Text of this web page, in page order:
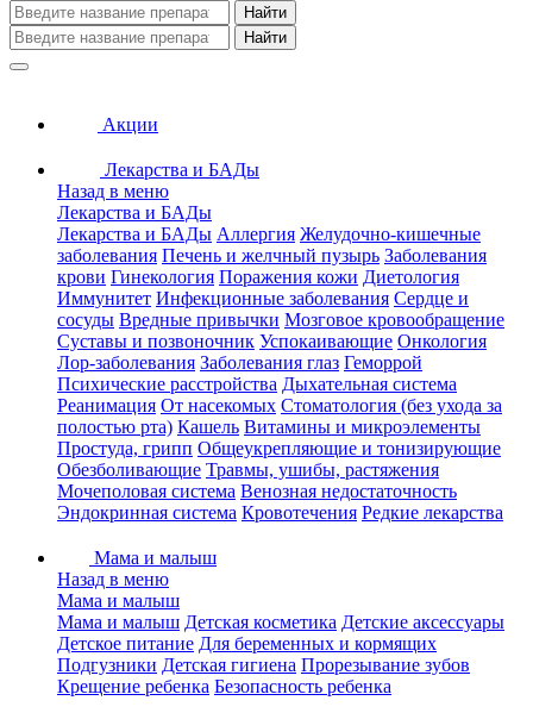
Найти
Найти
Акции
Лекарства и БАДы
Назад в меню
Лекарства и БАДы
Лекарства и БАДы Аллергия Желудочно-кишечные
заболевания Печень и желчный пузырь Заболевания
крови Гинекология Поражения кожи Диетология
Иммунитет Инфекционные заболевания Сердце и
сосуды Вредные привычки Мозговое кровообращение
Суставы и позвоночник Успокаивающие Онкология
Лор-заболевания Заболевания глаз Геморрой
Психические расстройства Дыхательная система
Реанимация От насекомых Стоматология (без ухода за
полостью рта) Кашель Витамины и микроэлементы
Простуда, грипп Общеукрепляющие и тонизирующие
Обезболивающие Травмы, ушибы, растяжения
Мочеполовая система Венозная недостаточность
Эндокринная система Кровотечения Редкие лекарства
Мама и малыш
Назад в меню
Мама и малыш
Мама и малыш Детская косметика Детские аксессуары
Детское питание Для беременных и кормящих
Подгузники Детская гигиена Прорезывание зубов
Крещение ребенка Безопасность ребенка